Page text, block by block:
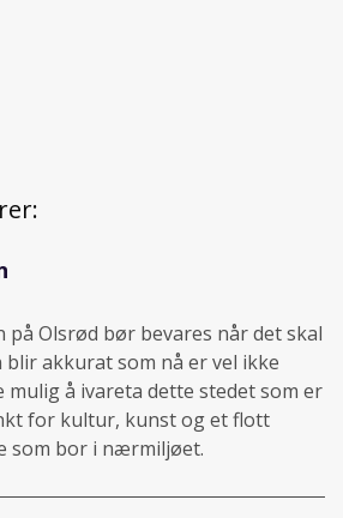
på Olsrød bør bevares når det skal
blir akkurat som nå er vel ikke
å ivareta dette stedet som er
for kultur, kunst og et flott
som bor i nærmiljøet.